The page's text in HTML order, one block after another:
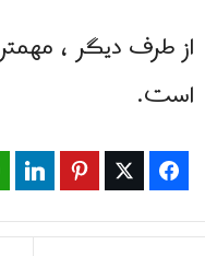
از طرف دیگر ،
است.
Facebook
Twitter
Pinterest